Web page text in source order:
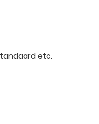
etc.